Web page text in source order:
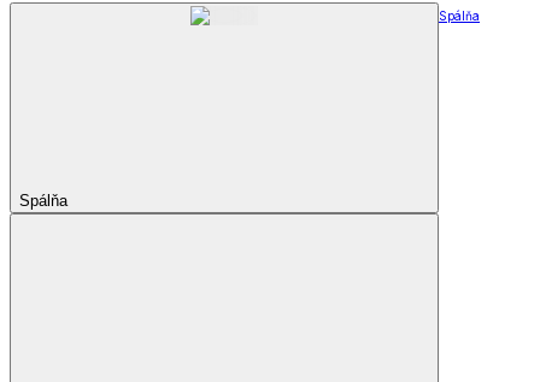
Spálňa
Spálňa